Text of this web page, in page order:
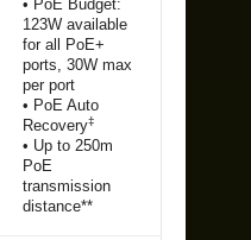
• PoE Budget:
123W available
for all PoE+
ports, 30W max
per port
• PoE Auto
Recovery‡
• Up to 250m
PoE
transmission
distance**